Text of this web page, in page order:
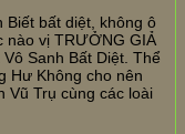
Biết bất diệt, không ô
nào vị TRƯỞNG GIẢ
Sanh Bất Diệt. Thể
Hư Không cho nên
Vũ Trụ cùng các loài